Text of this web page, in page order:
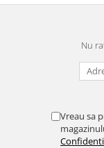
Nu
Vreau sa